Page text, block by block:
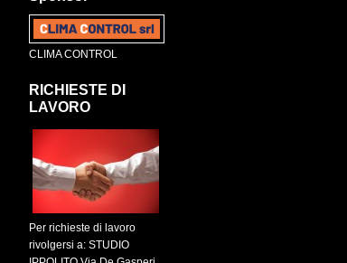
CLIMA CONTROL
RICHIESTE DI
LAVORO
Per richieste di lavoro
rivolgersi a: STUDIO